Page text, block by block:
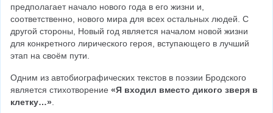
предполагает начало нового года в его жизни и,
соответственно, нового мира для всех остальных людей. С
другой стороны, Новый год является началом новой жизни
для конкретного лирического героя, вступающего в лучший
этап на своём пути.
Одним из автобиографических текстов в поэзии Бродского
является стихотворение «Я входил вместо дикого зверя в
клетку…»